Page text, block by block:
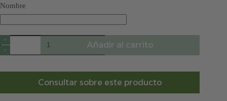
Nombre
Lámina
personalizada
inicial
nombre
Añadir al carrito
Consultar sobre este producto